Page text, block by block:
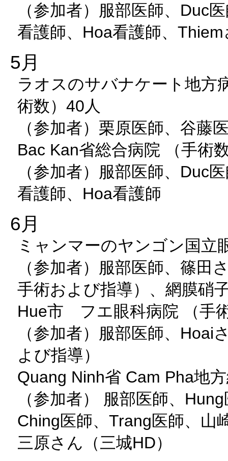
（参加者）服部医師、Duc
看護師、Hoa看護師、Thiem
5月
ラオスのサバナケート地方
術数）40人
（参加者）栗原医師、谷藤
Bac Kan省総合病院 （手術
（参加者）服部医師、Duc
看護師、Hoa看護師
6月
ミャンマーのヤンゴン国立
（参加者）服部医師、篠
手術および指導）、網膜硝
Hue市 フエ眼科病院 （手
（参加者）服部医師、Hoai
よび指導）
Quang Ninh省 Cam Pha地
（参加者） 服部医師、
Ching医師、Trang医師、山
三原さん（三城HD）